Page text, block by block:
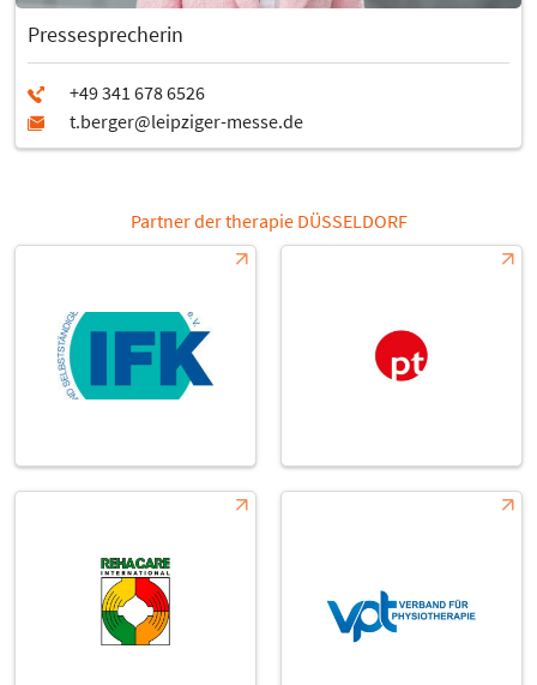
Pressesprecherin
Partner der therapie DÜSSELDORF